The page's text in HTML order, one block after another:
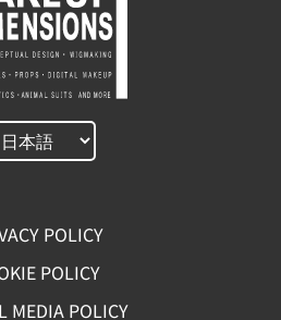
POLICY
POLICY
MEDIA POLICY